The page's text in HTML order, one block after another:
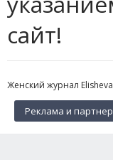
сайт!
Женский журнал
Реклама и